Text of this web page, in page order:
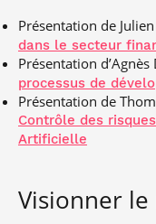
Présentation de Julien
dans le secteur
Présentation d’Agnès
processus de
Présentation de
Contrôle des
Artificielle
Visionner